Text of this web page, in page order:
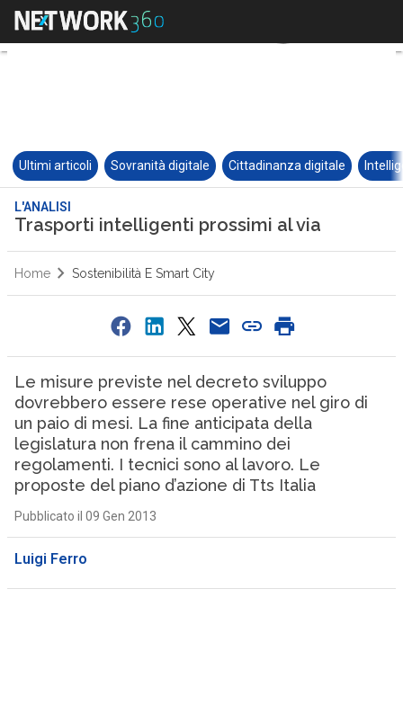
Ultimi articoli Sovranità digitale Cittadinanza digitale
L'ANALISI
Trasporti intelligenti prossimi al via
Home Sostenibilità E Smart City
Le misure previste nel decreto sviluppo
dovrebbero essere rese operative nel giro di
un paio di mesi. La fine anticipata della
legislatura non frena il cammino dei
regolamenti. I tecnici sono al lavoro. Le
proposte del piano d’azione di Tts Italia
Pubblicato il 09 Gen 2013
Luigi Ferro